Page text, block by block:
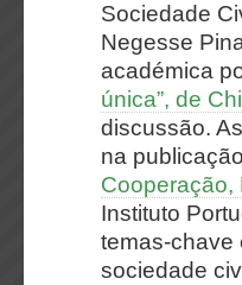
Sociedade
Negesse
académica
única”, de
discussão.
na
Cooperação,
Instituto
temas-chave
sociedade